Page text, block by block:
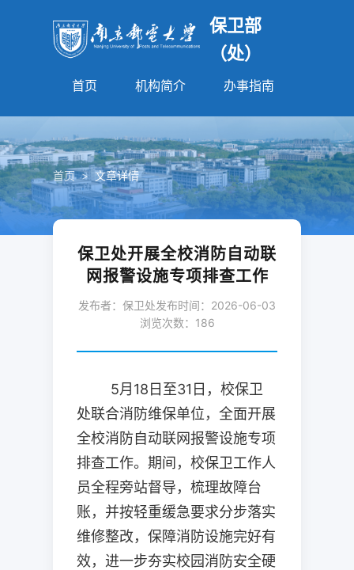
保卫部
（处）
首页 机构简介 办事指南
首页 > 文章详情
保卫处开展全校消防自动联
网报警设施专项排查工作
发布者：保卫处发布时间：2026-06-03
浏览次数： 186
5月 18 日至31 日，校保卫
处联合消防维保单位，全面开展
全校消防自动联网报警设施专项
排查工作。期间，校保卫工作人
员全程旁站督导，梳理故障台
账，并按轻重缓急要求分步落实
维修整改，保障消防设施完好有
效，进一步夯实校园消防安全硬